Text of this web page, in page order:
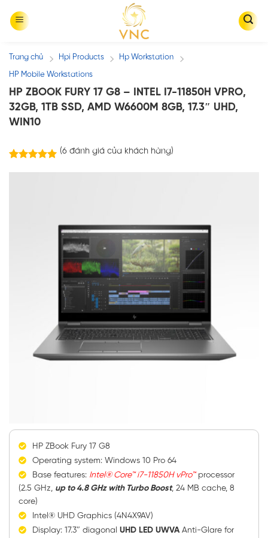
Trang chủ / Hpi Products / Hp Workstation /
HP Mobile Workstations
HP ZBOOK FURY 17 G8 – INTEL I7-11850H VPRO,
32GB, 1TB SSD, AMD W6600M 8GB, 17.3″ UHD,
WIN10
(6đánh giá của khách hàng)
HP ZBook Fury 17 G8
Operating system: Windows 10 Pro 64
Base features: Intel® Core™ i7-11850H vPro™processor
(2.5 GHz, up to 4.8 GHz with Turbo Boost, 24 MB cache, 8
core)
Intel® UHD Graphics (4N4X9AV)
Display: 17.3″ diagonal UHD LED UWVAAnti-Glare for